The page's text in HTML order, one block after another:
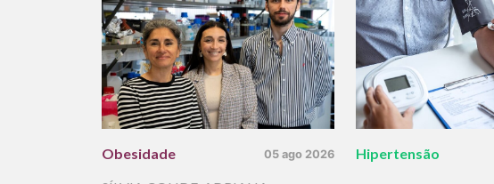
Obesidade 05 ago 2026 Hipertensão